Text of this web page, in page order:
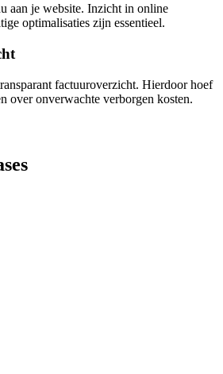
aan je website. Inzicht in online
optimalisaties zijn essentieel.
factuuroverzicht. Hierdoor hoef
over onverwachte verborgen kosten.